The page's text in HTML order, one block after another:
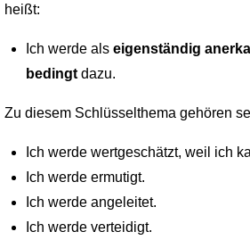
heißt:
Ich werde als eigenständig
bedingtdazu.
Zu diesem Schlüsselthema gehören
Ich werde wertgeschätzt, weil ich
Ich werde ermutigt.
Ich werde angeleitet.
Ich werde verteidigt.